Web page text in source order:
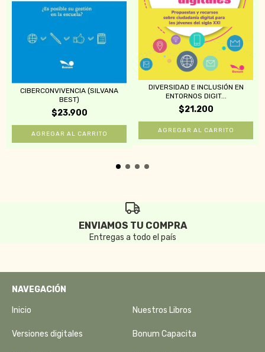
CIBERCONVIVENCIA (SILVANA
BEST)
$23.900
DIVERSIDAD E INCLUSIÓN EN
ENTORNOS DIGIT...
$21.200
ENVIAMOS TU COMPRA
Entregas a todo el país
NAVEGACIÓN
Inicio Nuestros Libros
Versiones digitales Bonum Capacita